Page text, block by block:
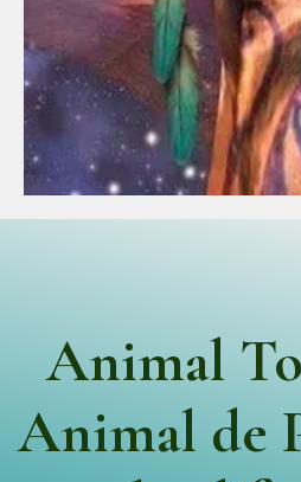
Animal
Animal de